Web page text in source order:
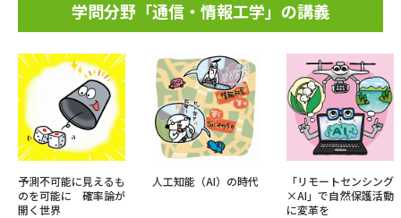
学問分野「通信・情報工学」の講義
予測不可能に見えるも
のを可能に 確率論が
開く世界
人工知能（AI）の時代
「リモートセンシング
×AI」で自然保護活動
に変革を